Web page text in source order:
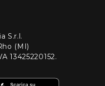
S.r.l.
(MI)
13425220152.